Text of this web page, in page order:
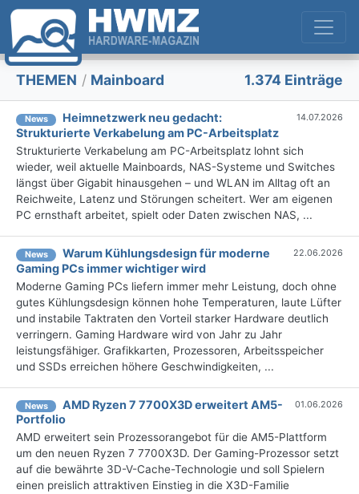
THEMEN / Mainboard 1.374 Einträge
News
Heimnetzwerk neu gedacht:
Strukturierte Verkabelung am PC-Arbeitsplatz
14.07.2026
Strukturierte Verkabelung am PC-Arbeitsplatz lohnt sich
wieder, weil aktuelle Mainboards, NAS-Systeme und Switches
längst über Gigabit hinausgehen – und WLAN im Alltag oft an
Reichweite, Latenz und Störungen scheitert. Wer am eigenen
PC ernsthaft arbeitet, spielt oder Daten zwischen NAS, ...
News
Warum Kühlungsdesign für moderne
Gaming PCs immer wichtiger wird
22.06.2026
Moderne Gaming PCs liefern immer mehr Leistung, doch ohne
gutes Kühlungsdesign können hohe Temperaturen, laute Lüfter
und instabile Taktraten den Vorteil starker Hardware deutlich
verringern. Gaming Hardware wird von Jahr zu Jahr
leistungsfähiger. Grafikkarten, Prozessoren, Arbeitsspeicher
und SSDs erreichen höhere Geschwindigkeiten, ...
News
AMD Ryzen 7 7700X3D erweitert AM5-
Portfolio
01.06.2026
AMD erweitert sein Prozessorangebot für die AM5-Plattform
um den neuen Ryzen 7 7700X3D. Der Gaming-Prozessor setzt
auf die bewährte 3D-V-Cache-Technologie und soll Spielern
einen preislich attraktiven Einstieg in die X3D-Familie